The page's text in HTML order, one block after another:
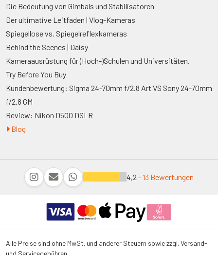
Die Bedeutung von Gimbals und Stabilisatoren
Der ultimative Leitfaden | Vlog-Kameras
Spiegellose vs. Spiegelreflexkameras
Behind the Scenes | Daisy
Kameraausrüstung für (Hoch-)Schulen und Universitäten.
Try Before You Buy
Kundenbewertung: Sigma 24-70mm f/2.8 Art VS Sony 24-70mm
f/2.8 GM
Review: Nikon D500 DSLR
Blog
4,2 -13 Bewertungen
Alle Preise sind ohne MwSt. und anderer Steuern sowie zzgl. Versand-
und Servicegebühren.